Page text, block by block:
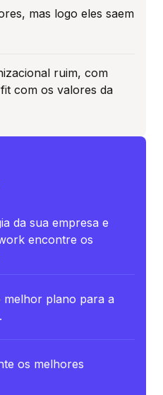
mas logo eles saem
ruim, com
com os valores da
da sua empresa e
encontre os
melhor plano para a
os melhores